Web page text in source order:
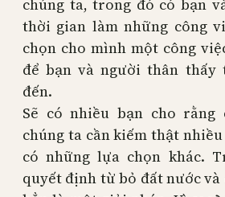
chúng ta, trong đó có bạn
thời gian làm những công
chọn cho mình một công
để bạn và người thân thấy
đến.
Sẽ có nhiều bạn cho
chúng ta cần kiếm thật
có những lựa chọn khác.
quyết định từ bỏ đất nước